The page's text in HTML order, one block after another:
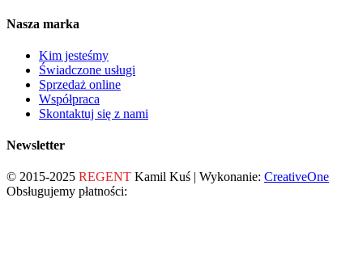
Nasza marka
Kim jesteśmy
Świadczone usługi
Sprzedaż online
Współpraca
Skontaktuj się z nami
Newsletter
© 2015-2025 REGENT Kamil Kuś | Wykonanie: CreativeOne
Obsługujemy płatności: